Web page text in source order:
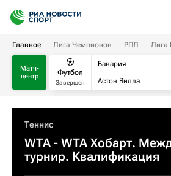
Главное Лига Чемпионов РПЛ Лига
Матч-
центр
Футбол
Завершен
Бавария
Астон Вилла
Теннис
WTA- WTA Хобарт.
турнир. Квалификация